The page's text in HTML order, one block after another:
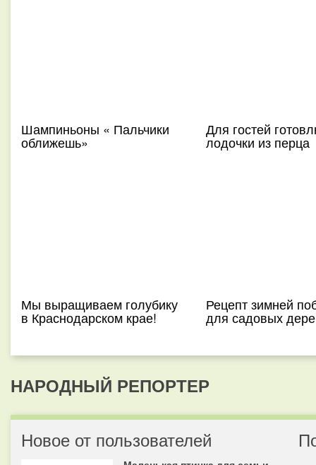
Шампиньоны « Пальчики
оближешь»
Для гостей
лодочки из перца
Мы выращиваем голубику
в Краснодарском крае!
Рецепт зимней
для садовых
НАРОДНЫЙ РЕПОРТЕР
Новое от пользователей